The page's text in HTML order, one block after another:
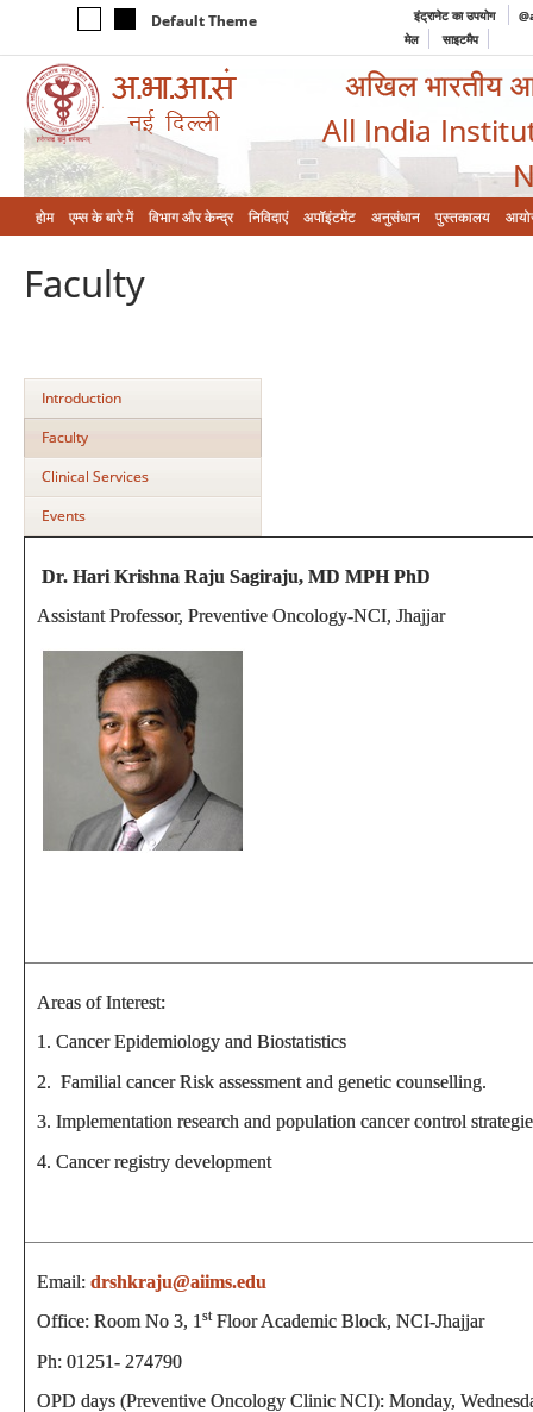
Default Theme इंट्रानेट का उपयोग
मेल
साइटमैप
अखिल भारतीय
All India
होम एम्‍स के बारे में विभाग और केन्‍द्र निविदाएं अपॉइंटमेंट अनुसंधान पुस्तकालय
Faculty
Introduction
Faculty
Clinical Services
Events
Dr. Hari Krishna Raju Sagiraju, MD MPH PhD
Assistant Professor, Preventive Oncology-NCI, Jhajjar
Areas of Interest:
1. Cancer Epidemiology and Biostatistics
2. Familial cancer Risk assessment and genetic counselling.
3. Implementation research and population cancer control
4. Cancer registry development
Email: drshkraju@aiims.edu
Office: Room No 3, 1 stFloor Academic Block, NCI-Jhajjar
Ph: 01251- 274790
OPD days (Preventive Oncology Clinic NCI): Monday,